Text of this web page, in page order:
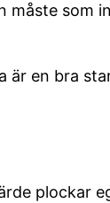
måste som
är en bra
plockar